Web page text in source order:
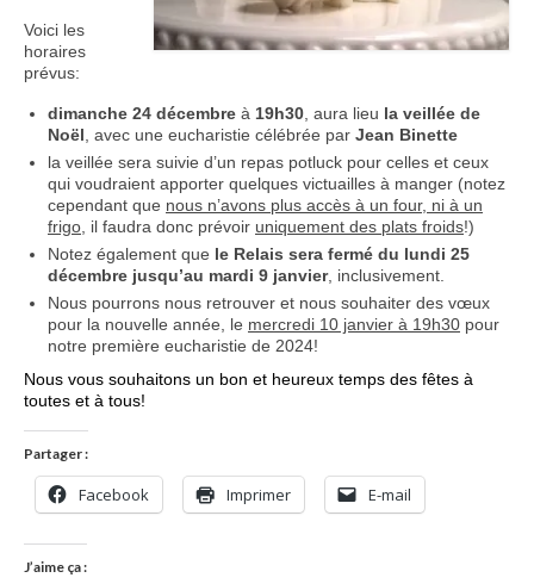
Voici les
horaires
prévus:
dimanche 24 décembre à 19h30 , aura lieu la veillée de
Noël , avec une eucharistie célébrée par Jean Binette
la veillée sera suivie d’un repas potluck pour celles et ceux
qui voudraient apporter quelques victuailles à manger (notez
cependant que nous n’avons plus accès à un four, ni à un
frigo , il faudra donc prévoir uniquement des plats froids!)
Notez également que le Relais sera fermé du lundi 25
décembre jusqu’au mardi 9 janvier, inclusivement.
Nous pourrons nous retrouver et nous souhaiter des vœux
pour la nouvelle année, le mercredi 10 janvier à 19h30 pour
notre première eucharistie de 2024!
Nous vous souhaitons un bon et heureux temps des fêtes à
toutes et à tous!
Partager :
Facebook Imprimer E-mail
J’aime ça :